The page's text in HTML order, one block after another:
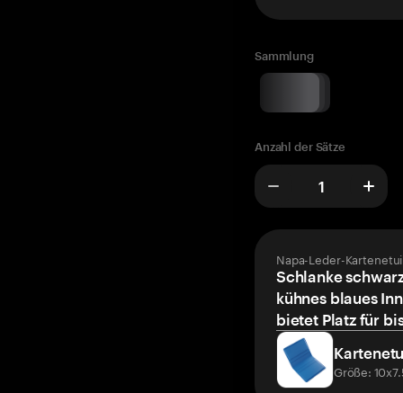
Sammlung
Anzahl der Sätze
Napa-Leder-
Schlanke
kühnes blaues
bietet Platz für
Größe: